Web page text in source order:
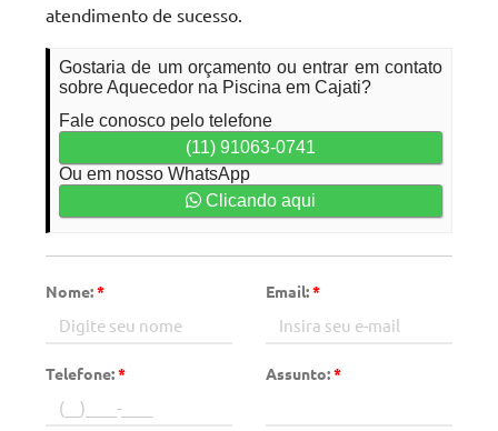
atendimento de sucesso.
Gostaria de um orçamento ou entrar em contato
sobre Aquecedor na Piscina em Cajati?
Fale conosco pelo telefone
(11) 91063-0741
Ou em nosso WhatsApp
Clicando aqui
Nome:* Email:*
Telefone:* Assunto:*